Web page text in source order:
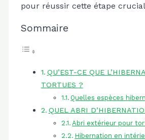
pour réussir cette étape
Sommaire
QU’EST-CE QUE
TORTUES ?
Quelles espèces
QUEL ABRI
Abri extérieur pour
Hibernation en